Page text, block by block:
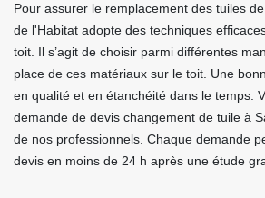
Pour assurer le remplacement des tuiles
de l'Habitat adopte des techniques
toit. Il s’agit de choisir parmi différentes
place de ces matériaux sur le toit. Une
en qualité et en étanchéité dans le temps.
demande de devis changement de tuile à
de nos professionnels. Chaque demande
devis en moins de 24 h après une étude